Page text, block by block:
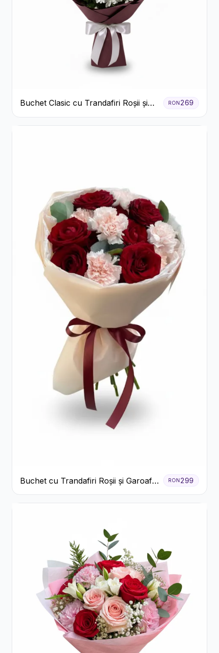
Buchet Clasic cu Trandafiri Roșii și
Crizanteme Albe
RON269
Buchet cu Trandafiri Roșii și Garoafe
Roz Pal
RON 299